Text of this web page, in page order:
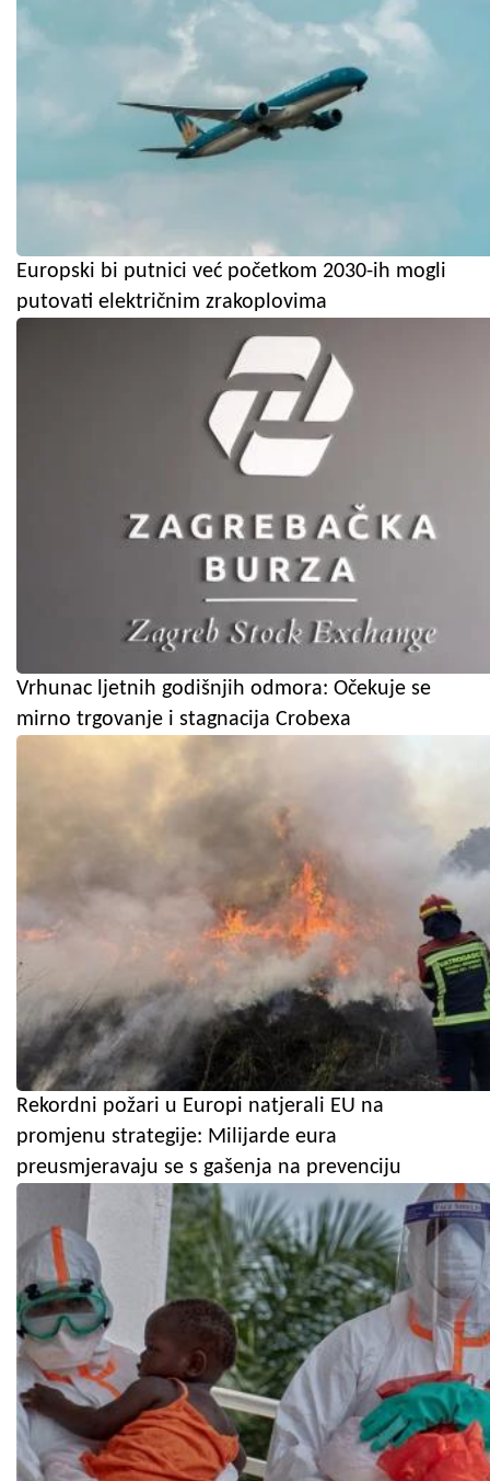
Europski bi putnici već početkom 2030-ih mogli
putovati električnim zrakoplovima
Vrhunac ljetnih godišnjih odmora: Očekuje se
mirno trgovanje i stagnacija Crobexa
Rekordni požari u Europi natjerali EU na
promjenu strategije: Milijarde eura
preusmjeravaju se s gašenja na prevenciju